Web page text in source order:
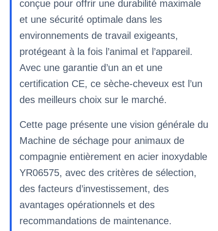
conçue pour offrir une durabilité maximale
et une sécurité optimale dans les
environnements de travail exigeants,
protégeant à la fois l’animal et l’appareil.
Avec une garantie d’un an et une
certification CE, ce sèche-cheveux est l’un
des meilleurs choix sur le marché.
Cette page présente une vision générale du
Machine de séchage pour animaux de
compagnie entièrement en acier inoxydable
YR06575, avec des critères de sélection,
des facteurs d’investissement, des
avantages opérationnels et des
recommandations de maintenance.